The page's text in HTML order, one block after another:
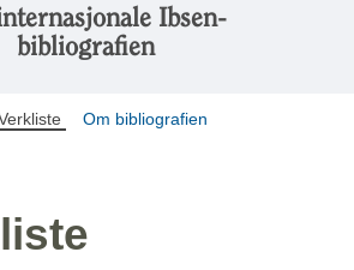
Ibsen-
bibliografien
Om bibliografien